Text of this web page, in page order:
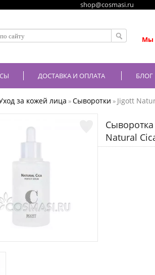
shop@cosmasi.ru
Мы
ДОСТАВКА И ОПЛАТА БЛОГ
за кожей лица »Сыворотки » Jigott
Сыворотка
Natural